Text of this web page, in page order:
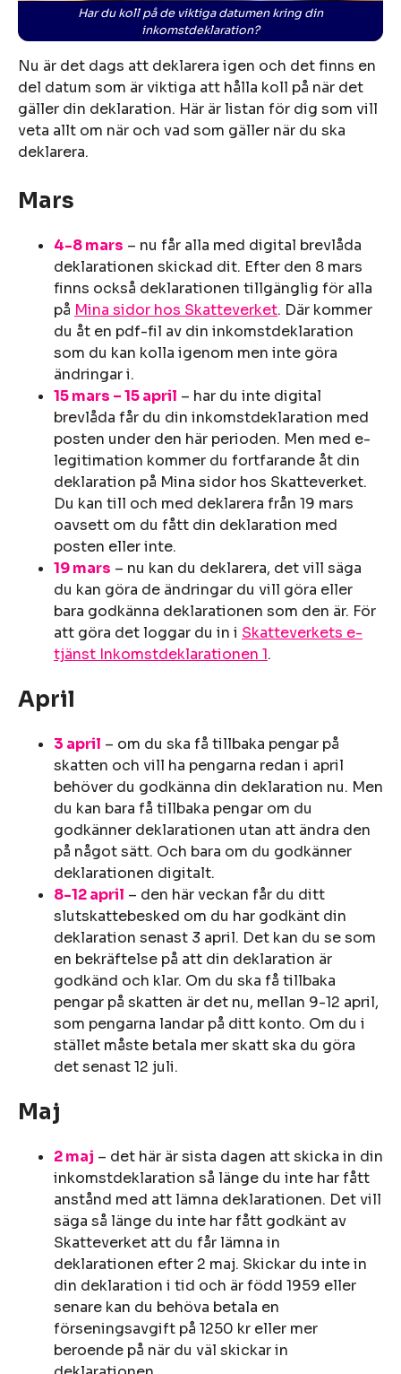
Har du koll på de viktiga datumen kring din
inkomstdeklaration?
Nu är det dags att deklarera igen och det finns en
del datum som är viktiga att hålla koll på när det
gäller din deklaration. Här är listan för dig som vill
veta allt om när och vad som gäller när du ska
deklarera.
Mars
4-8 mars – nu får alla med digital brevlåda
deklarationen skickad dit. Efter den 8 mars
finns också deklarationen tillgänglig för alla
på Mina sidor hos Skatteverket. Där kommer
du åt en pdf-fil av din inkomstdeklaration
som du kan kolla igenom men inte göra
ändringar i.
15 mars – 15 april – har du inte digital
brevlåda får du din inkomstdeklaration med
posten under den här perioden. Men med e-
legitimation kommer du fortfarande åt din
deklaration på Mina sidor hos Skatteverket.
Du kan till och med deklarera från 19 mars
oavsett om du fått din deklaration med
posten eller inte.
19 mars – nu kan du deklarera, det vill säga
du kan göra de ändringar du vill göra eller
bara godkänna deklarationen som den är. För
att göra det loggar du in i Skatteverkets e-
tjänst Inkomstdeklarationen 1.
April
3 april – om du ska få tillbaka pengar på
skatten och vill ha pengarna redan i april
behöver du godkänna din deklaration nu. Men
du kan bara få tillbaka pengar om du
godkänner deklarationen utan att ändra den
på något sätt. Och bara om du godkänner
deklarationen digitalt.
8-12 april – den här veckan får du ditt
slutskattebesked om du har godkänt din
deklaration senast 3 april. Det kan du se som
en bekräftelse på att din deklaration är
godkänd och klar. Om du ska få tillbaka
pengar på skatten är det nu, mellan 9-12 april,
som pengarna landar på ditt konto. Om du i
stället måste betala mer skatt ska du göra
det senast 12 juli.
Maj
2 maj – det här är sista dagen att skicka in din
inkomstdeklaration så länge du inte har fått
anstånd med att lämna deklarationen. Det vill
säga så länge du inte har fått godkänt av
Skatteverket att du får lämna in
deklarationen efter 2 maj. Skickar du inte in
din deklaration i tid och är född 1959 eller
senare kan du behöva betala en
förseningsavgift på 1250 kr eller mer
beroende på när du väl skickar in